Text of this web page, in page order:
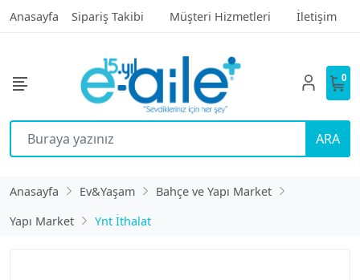
Anasayfa Sipariş Takibi Müşteri Hizmetleri İletişim
ARA
0
Anasayfa Ev&Yaşam
Bahçe ve Yapı Market
Yapı Market
Ynt İthalat